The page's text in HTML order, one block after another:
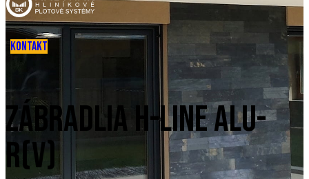
KONTAKT
ZÁBRADLIA H-LINE ALU-
R(V)